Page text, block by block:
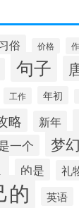
俗 价格
句子
工作 年初
略 新年
一个 梦
的是 礼
的 英语